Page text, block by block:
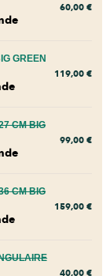
60,00 €
GREEN
119,00 €
CM BIG
99,00 €
CM BIG
159,00 €
40,00 €